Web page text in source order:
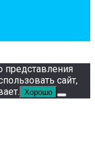
сайт,
Хорошо